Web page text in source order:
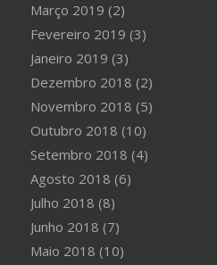
Março 2019 (2)
Fevereiro 2019 (3)
Janeiro 2019 (3)
Dezembro 2018 (2)
Novembro 2018 (5)
Outubro 2018 (10)
Setembro 2018 (4)
Agosto 2018 (6)
Julho 2018 (8)
Junho 2018 (7)
Maio 2018 (10)